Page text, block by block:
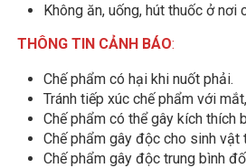
Không ăn, uống, hút thuốc ở nơi
THÔNG TIN CẢNH BÁO:
Chế phẩm có hại khi nuốt phải.
Tránh tiếp xúc chế phẩm với
Chế phẩm có thể gây kích thích
Chế phẩm gây độc cho sinh vật
Chế phẩm gây độc trung bình